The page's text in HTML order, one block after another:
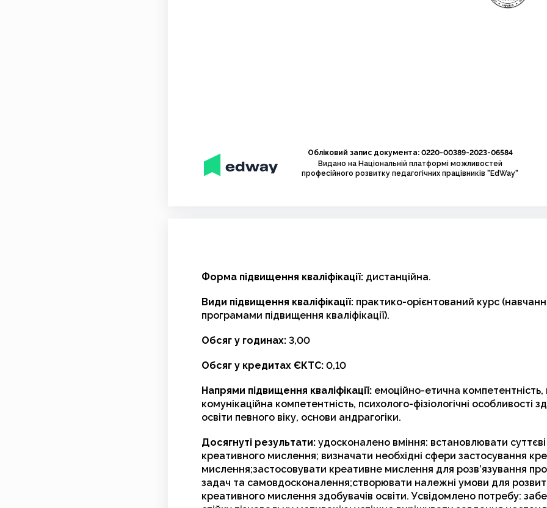
Обліковий запис документа: 0220-00389-2023-06584
Видано на Національній платформі можливостей
професійного розвитку педагогічних працівників "EdWay"
Форма підвищення кваліфікації: дистанційна.
Види підвищення кваліфікації: практико-орієнтований курс
програмами підвищення кваліфікації).
Обсяг у годинах: 3,00
Обсяг у кредитах ЄКТС: 0,10
Напрями підвищення кваліфікації: емоційно-етична
комунікаційна компетентність, психолого-фізіологічні особливості
освіти певного віку, основи андрагогіки.
Досягнуті результати: удосконалено вміння: встановлювати
креативного мислення; визначати необхідні сфери застосування
мислення;застосовувати креативне мислення для розв’язування
задач та самовдосконалення;створювати належні умови для
креативного мислення здобувачів освіти. Усвідомлено потребу: